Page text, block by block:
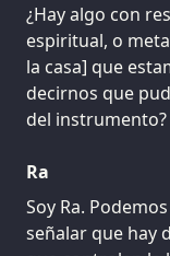
¿Hay algo con
espiritual, o
la casa] que
decirnos que
del instrumento?
Ra
Soy Ra.
señalar que hay